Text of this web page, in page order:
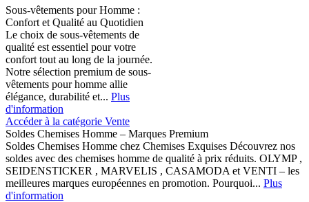
Sous-vêtements pour Homme :
Confort et Qualité au Quotidien
Le choix de sous-vêtements de
qualité est essentiel pour votre
confort tout au long de la journée.
Notre sélection premium de sous-
vêtements pour homme allie
élégance, durabilité et... Plus
d'information
Accéder à la catégorie Vente
Soldes Chemises Homme – Marques Premium
Soldes Chemises Homme chez Chemises Exquises Découvrez nos
soldes avec des chemises homme de qualité à prix réduits. OLYMP ,
SEIDENSTICKER , MARVELIS , CASAMODA et VENTI – les
meilleures marques européennes en promotion. Pourquoi... Plus
d'information